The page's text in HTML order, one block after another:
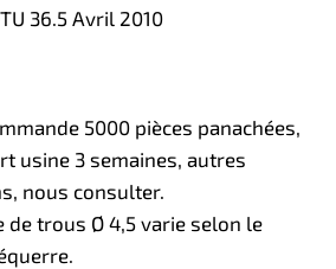
36.5 Avril 2010
5000 pièces panachées,
usine 3 semaines, autres
nous consulter.
de trous Ø 4,5 varie selon le